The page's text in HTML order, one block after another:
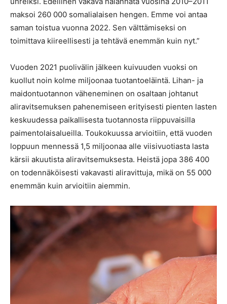
maksoi 260 000 somalialaisen hengen. Emme voi antaa
saman toistua vuonna 2022. Sen välttämiseksi on
toimittava kiireellisesti ja tehtävä enemmän kuin nyt.”
Vuoden 2021 puolivälin jälkeen kuivuuden vuoksi on
kuollut noin kolme miljoonaa tuotantoeläintä. Lihan- ja
maidontuotannon väheneminen on osaltaan johtanut
aliravitsemuksen pahenemiseen erityisesti pienten lasten
keskuudessa paikallisesta tuotannosta riippuvaisilla
paimentolaisalueilla. Toukokuussa arvioitiin, että vuoden
loppuun mennessä 1,5 miljoonaa alle viisivuotiasta lasta
kärsii akuutista aliravitsemuksesta. Heistä jopa 386 400
on todennäköisesti vakavasti aliravittuja, mikä on 55 000
enemmän kuin arvioitiin aiemmin.